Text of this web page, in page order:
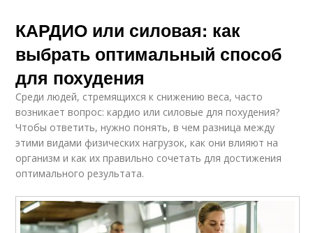
КАРДИО или силовая: как
выбрать оптимальный способ
для похудения
Среди людей, стремящихся к снижению веса, часто
возникает вопрос: кардио или силовые для похудения?
Чтобы ответить, нужно понять, в чем разница между
этими видами физических нагрузок, как они влияют на
организм и как их правильно сочетать для достижения
оптимального результата.